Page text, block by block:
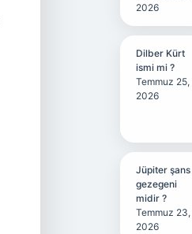
2026
Dilber Kürt
ismi mi ?
Temmuz 25,
2026
Jüpiter şans
gezegeni
midir ?
Temmuz 23,
2026